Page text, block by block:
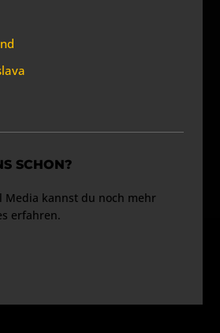
SCHON?
Media kannst du noch mehr
erfahren.